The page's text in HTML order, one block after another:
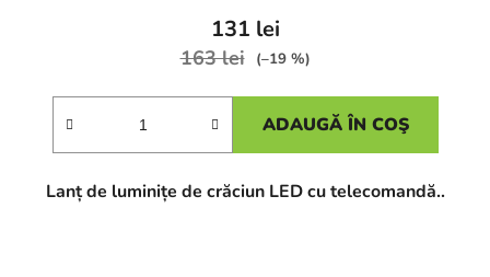
131 lei
163 lei (–19 %)
ADAUGĂ ÎN COŞ
Lanț de luminițe de crăciun LED cu telecomandă..